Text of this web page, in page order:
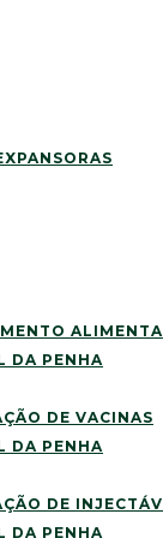
DA PENHA
DE VACINAS
DA PENHA
DE
DA PENHA